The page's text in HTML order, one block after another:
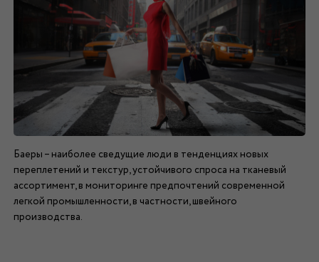
Баеры – наиболее сведущие люди в тенденциях новых
переплетений и текстур, устойчивого спроса на тканевый
ассортимент, в мониторинге предпочтений современной
легкой промышленности, в частности, швейного
производства.